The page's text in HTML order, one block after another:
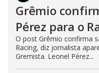
Grêmio
Pérez para o
O post Grêmio confirma
Racing, diz jornalista
Gremista. Leonel Pérez...